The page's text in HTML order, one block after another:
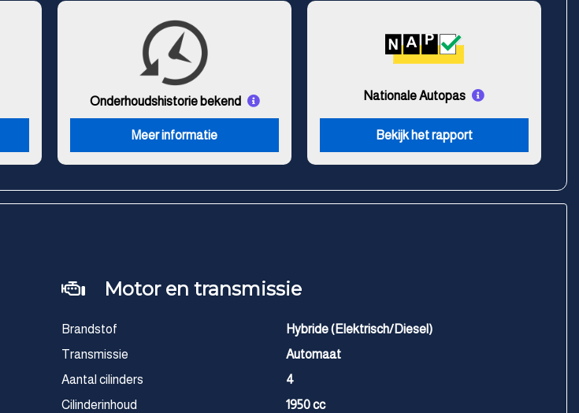
Onderhoudshistorie bekend
Meer informatie
Nationale Autopas
Bekijk het rapport
Motor en transmissie
Brandstof
Hybride (Elektrisch/Diesel)
Transmissie
Automaat
Aantal cilinders
4
Cilinderinhoud
1950 cc